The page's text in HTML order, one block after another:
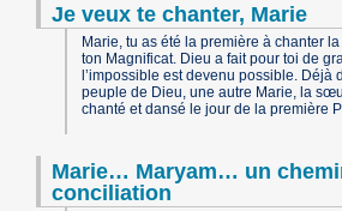
Je veux te chanter, Marie
Marie, tu as été la première à chanter
ton Magnificat. Dieu a fait pour toi de
l’impossible est devenu possible. Déjà
peuple de Dieu, une autre Marie, la
chanté et dansé le jour de la première
Marie… Maryam… un
conciliation